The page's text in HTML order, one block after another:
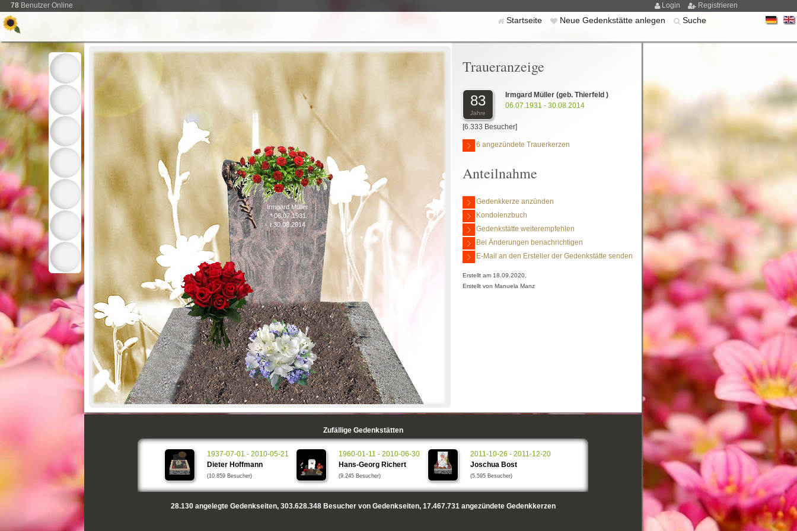
78 Benutzer Online Login Registrieren
Startseite Neue Gedenkstätte anlegen Suche
Irmgard Müller
* 06.07.1931
t 30.08.2014
Traueranzeige
83
Jahre
Irmgard Müller (geb. Thierfeld )
06.07.1931 - 30.08.2014
[6.333 Besucher]
6 angezündete Trauerkerzen
Anteilnahme
Gedenkkerze anzünden
Kondolenzbuch
Gedenkstätte weiterempfehlen
Bei Änderungen benachrichtigen
E-Mail an den Ersteller der Gedenkstätte senden
Erstellt am 18.09.2020,
Erstellt von Manuela Manz
Zufällige Gedenkstätten
1937-07-01 - 2010-05-21
Dieter Hoffmann
(10.859 Besucher)
1960-01-11 - 2010-06-30
Hans-Georg Richert
(9.245 Besucher)
2011-10-26 - 2011-12-20
Joschua Bost
(5.595 Besucher)
28.130angelegte Gedenkseiten, 303.628.348Besucher von Gedenkseiten, 17.467.731angezündete Gedenkkerzen